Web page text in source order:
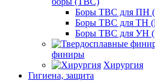
Боры ТВС для ПН
Боры ТВС для ТН
Боры ТВС для УН
финиры
Хирургия
Гигиена, защита